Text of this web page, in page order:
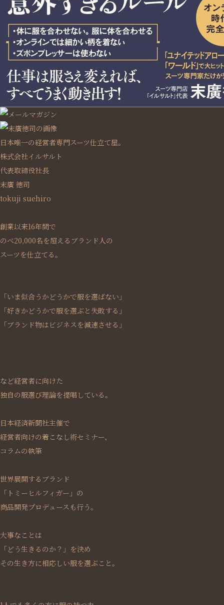
日本唯一の経営者専門スーツ仕立て屋。
株式会社イルサルト
代表取締役社長
末廣 徳司
tokuji suehiro
創業以来16年間で
のべ20,000名を超えるブランド人の
スーツを仕立てる。
「いま似合うかどうかで服を選ばない」
「好きかどうかで服を選ぶと失敗する」
「ブランド物はビジネスを減速させる」
など経営者に向けた
独自の服選び理論を提唱している。
日本経済新聞社主催で
経営者向けの着こなし術セミナー、
コラムの執筆
世界展開するブランド
「トミーヒルフィガー」の
商品開発プロデュースも行う。
大事なことは
「どう生きるのか？」を決め
その生き方に相応しい服を選ぶこと。